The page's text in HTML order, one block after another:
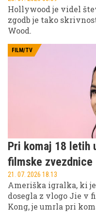
Hollywood je videl
zgodb je tako
Wood.
FILM/TV
Pri komaj 18 letih
filmske zvezdnice
21. 07. 2026 18.13
Ameriška igralka, ki
dosegla z vlogo Jie v
Kong, je umrla pri